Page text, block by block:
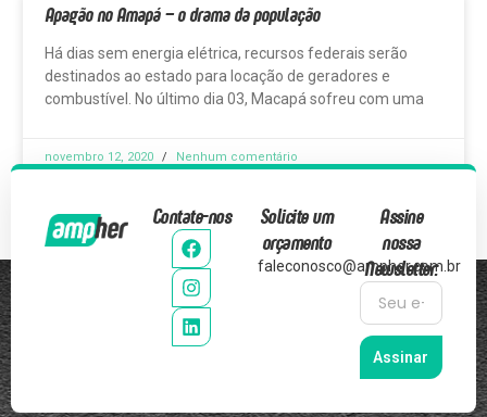
Apagão no Amapá – o drama da população
Há dias sem energia elétrica, recursos federais serão
destinados ao estado para locação de geradores e
combustível. No último dia 03, Macapá sofreu com uma
novembro 12, 2020 Nenhum comentário
Contate-nos
Solicite um
orçamento
faleconosco@ampher.com.br
Assine
nossa
Newsletter:
Assinar